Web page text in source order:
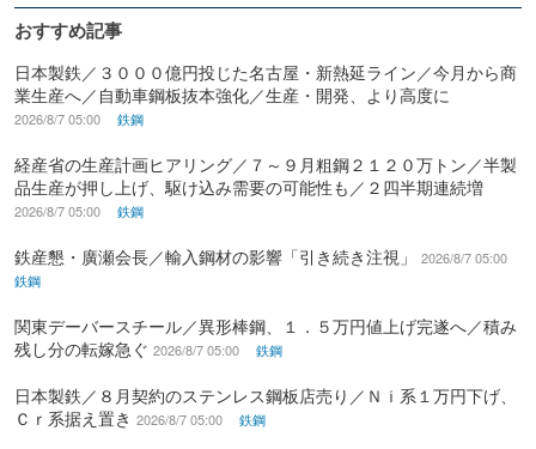
おすすめ記事
日本製鉄／３０００億円投じた名古屋・新熱延ライン／今月から商
業生産へ／自動車鋼板抜本強化／生産・開発、より高度に
2026/8/7 05:00 鉄鋼
経産省の生産計画ヒアリング／７～９月粗鋼２１２０万トン／半製
品生産が押し上げ、駆け込み需要の可能性も／２四半期連続増
2026/8/7 05:00 鉄鋼
鉄産懇・廣瀬会長／輸入鋼材の影響「引き続き注視」
2026/8/7 05:00
鉄鋼
関東デーバースチール／異形棒鋼、１．５万円値上げ完遂へ／積み
残し分の転嫁急ぐ 2026/8/7 05:00 鉄鋼
日本製鉄／８月契約のステンレス鋼板店売り／Ｎｉ系１万円下げ、
Ｃｒ系据え置き 2026/8/7 05:00 鉄鋼